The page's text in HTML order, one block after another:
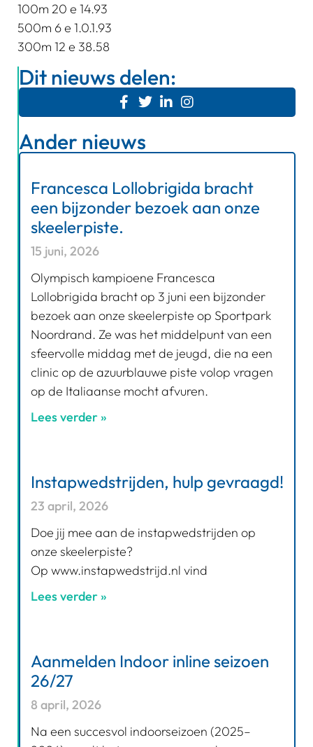
100m 20 e 14.93
500m 6 e 1.0.1.93
300m 12 e 38.58
Dit nieuws delen:
Ander nieuws
Francesca Lollobrigida bracht
een bijzonder bezoek aan onze
skeelerpiste.
15 juni, 2026
Olympisch kampioene Francesca
Lollobrigida bracht op 3 juni een bijzonder
bezoek aan onze skeelerpiste op Sportpark
Noordrand. Ze was het middelpunt van een
sfeervolle middag met de jeugd, die na een
clinic op de azuurblauwe piste volop vragen
op de Italiaanse mocht afvuren.
Lees verder »
Instapwedstrijden, hulp gevraagd!
23 april, 2026
Doe jij mee aan de instapwedstrijden op
onze skeelerpiste?
Op www.instapwedstrijd.nl vind
Lees verder »
Aanmelden Indoor inline seizoen
26/27
8 april, 2026
Na een succesvol indoorseizoen (2025–